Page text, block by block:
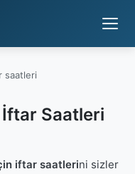
saatleri
Saatleri
iftar saatlerini sizler